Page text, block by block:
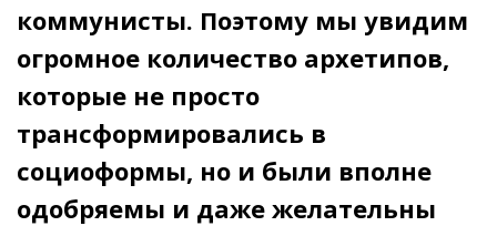
коммунисты. Поэтому мы увидим
огромное количество архетипов,
которые не просто
трансформировались в
социоформы, но и были вполне
одобряемы и даже желательны